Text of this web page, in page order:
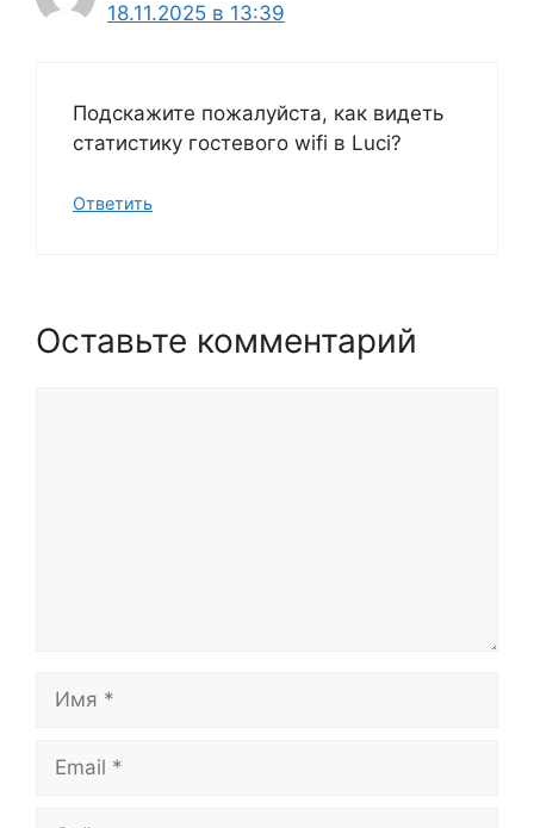
18.11.2025 в 13:39
Подскажите пожалуйста, как видеть
статистику гостевого wifi в Luci?
Ответить
Оставьте комментарий